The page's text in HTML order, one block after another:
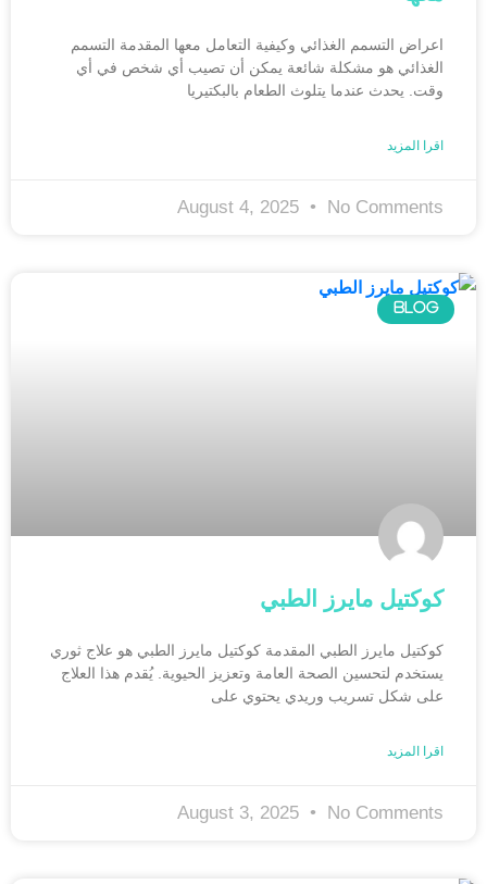
اعراض التسمم الغذائي وكيفية التعامل معها المقدمة التسمم
الغذائي هو مشكلة شائعة يمكن أن تصيب أي شخص في أي
وقت. يحدث عندما يتلوث الطعام بالبكتيريا
اقرا المزيد
August 4, 2025 No Comments
BLOG
كوكتيل مايرز الطبي
كوكتيل مايرز الطبي المقدمة كوكتيل مايرز الطبي هو علاج ثوري
يستخدم لتحسين الصحة العامة وتعزيز الحيوية. يُقدم هذا العلاج
على شكل تسريب وريدي يحتوي على
اقرا المزيد
August 3, 2025 No Comments